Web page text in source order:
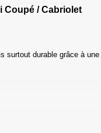
Coupé / Cabriolet
surtout durable grâce à une